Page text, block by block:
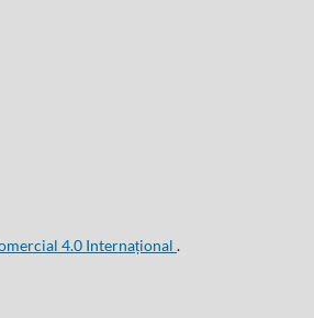
4.0 Internațional .